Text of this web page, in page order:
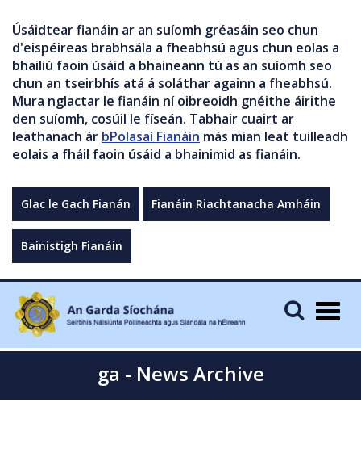
Úsáidtear fianáin ar an suíomh gréasáin seo chun
d'eispéireas brabhsála a fheabhsú agus chun eolas a
bhailiú faoin úsáid a bhaineann tú as an suíomh seo
chun an tseirbhís atá á soláthar againn a fheabhsú.
Mura nglactar le fianáin ní oibreoidh gnéithe áirithe
den suíomh, cosúil le físeán. Tabhair cuairt ar
leathanach ár bPolasaí Fianáin más mian leat tuilleadh
eolais a fháil faoin úsáid a bhainimid as fianáin.
Glac le Gach Fianán Fianáin Riachtanacha Amháin
Bainistigh Fianáin
ga - News Archive